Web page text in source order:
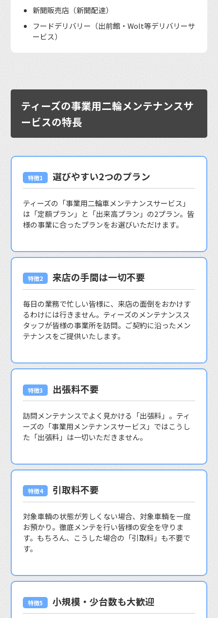
新聞販売店（新聞配達）
フードデリバリー（出前館・Wolt等デリバリーサ
ービス）
ティーズの事業用二輪メンテナンスサ
ービスの特長
選びやすい2つのプラン
ティーズの「事業用二輪車メンテナンスサービス」
は「定額プラン」と「出来高プラン」の2プラン。皆
様の事業に合ったプランをお選びいただけます。
来店の手間は一切不要
毎日の業務で忙しい皆様に、来店の面倒をおかけす
るわけには行きません。ティーズのメンテナンスス
タッフが皆様の事業所を訪問。ご契約に沿ったメン
テナンスをご提供いたします。
出張料不要
訪問メンテナンスでよく見かける「出張料」。ティ
ーズの「事業用メンテナンスサービス」ではこうし
た「出張料」は一切いただきません。
引取料不要
対象車輌の状態が芳しくない場合、対象車輌を一度
お預かり。徹底メンテを行い皆様の安全を守りま
す。もちろん、こうした場合の「引取料」も不要で
す。
小規模・少台数も大歓迎